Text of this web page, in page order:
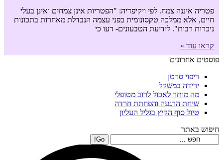
פטריה איננה צמח. לפי ויקיפדיה: "הפטריות אינן צמחים ואינן בעלי
חיים, אלא ממלכה טקסונומית בפני עצמה הנבדלת מאחרות בתכונות
ניכרות רבות". לידיעת הטבעונים- דעו כי
קראו עוד »
פוסטים אחרונים
ריפוי סרטן
ירידה במשקל
מה מותר לאכול לרוב מטופלי
שיחת הרגעה והפחתת חרדה
טיול סוף הקיץ בגליל העליון
חיפוש באתר
Search: